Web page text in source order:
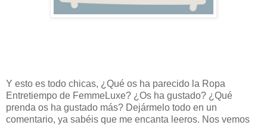
Y esto es todo chicas, ¿Qué os ha parecido la Ropa
Entretiempo de FemmeLuxe? ¿Os ha gustado? ¿Qué
prenda os ha gustado más? Dejármelo todo en un
comentario, ya sabéis que me encanta leeros. Nos vemos